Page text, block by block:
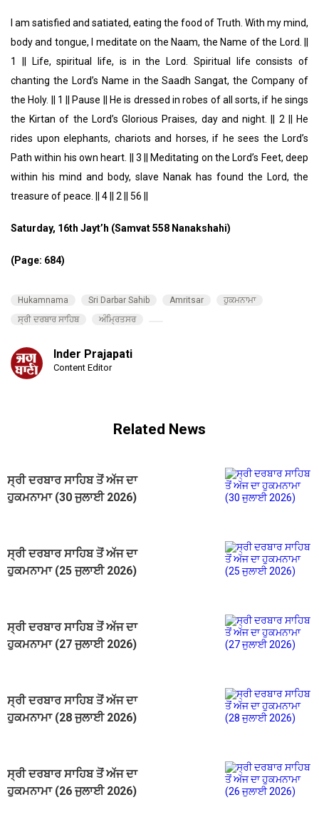
I am satisfied and satiated, eating the food of Truth. With my mind,
body and tongue, I meditate on the Naam, the Name of the Lord. ||
1 || Life, spiritual life, is in the Lord. Spiritual life consists of
chanting the Lord’s Name in the Saadh Sangat, the Company of
the Holy. || 1 || Pause || He is dressed in robes of all sorts, if he sings
the Kirtan of the Lord’s Glorious Praises, day and night. || 2 || He
rides upon elephants, chariots and horses, if he sees the Lord’s
Path within his own heart. || 3 || Meditating on the Lord’s Feet, deep
within his mind and body, slave Nanak has found the Lord, the
treasure of peace. || 4 || 2 || 56 ||
Saturday, 16th Jayt’h (Samvat 558 Nanakshahi)
(Page: 684)
Hukamnama Sri Darbar Sahib Amritsar
ਹੁਕਮਨਾਮਾ
ਸ੍ਰੀ ਦਰਬਾਰ ਸਾਹਿਬ
ਅੰਮ੍ਰਿਤਸਰ
Inder Prajapati
Content Editor
Related News
ਸ੍ਰੀ ਦਰਬਾਰ ਸਾਹਿਬ ਤੋਂ ਅੱਜ ਦਾ
ਹੁਕਮਨਾਮਾ (30 ਜੁਲਾਈ 2026)
ਸ੍ਰੀ ਦਰਬਾਰ ਸਾਹਿਬ ਤੋਂ ਅੱਜ ਦਾ
ਹੁਕਮਨਾਮਾ (25 ਜੁਲਾਈ 2026)
ਸ੍ਰੀ ਦਰਬਾਰ ਸਾਹਿਬ ਤੋਂ ਅੱਜ ਦਾ
ਹੁਕਮਨਾਮਾ (27 ਜੁਲਾਈ 2026)
ਸ੍ਰੀ ਦਰਬਾਰ ਸਾਹਿਬ ਤੋਂ ਅੱਜ ਦਾ
ਹੁਕਮਨਾਮਾ (28 ਜੁਲਾਈ 2026)
ਸ੍ਰੀ ਦਰਬਾਰ ਸਾਹਿਬ ਤੋਂ ਅੱਜ ਦਾ
ਹੁਕਮਨਾਮਾ (26 ਜੁਲਾਈ 2026)